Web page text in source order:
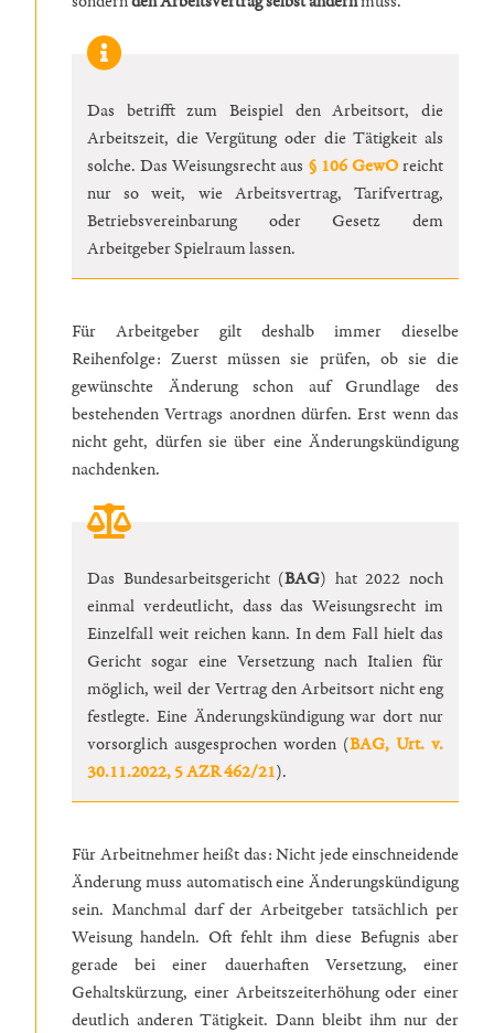
Das betrifft zum Beispiel den Arbeitsort, die
Arbeitszeit, die Vergütung oder die Tätigkeit als
solche. Das Weisungsrecht aus § 106 GewOreicht
nur so weit, wie Arbeitsvertrag, Tarifvertrag,
Betriebsvereinbarung oder Gesetz dem
Arbeitgeber Spielraum lassen.
Für Arbeitgeber gilt deshalb immer dieselbe
Reihenfolge: Zuerst müssen sie prüfen, ob sie die
gewünschte Änderung schon auf Grundlage des
bestehenden Vertrags anordnen dürfen. Erst wenn das
nicht geht, dürfen sie über eine Änderungskündigung
nachdenken.
Das Bundesarbeitsgericht (BAG) hat 2022 noch
einmal verdeutlicht, dass das Weisungsrecht im
Einzelfall weit reichen kann. In dem Fall hielt das
Gericht sogar eine Versetzung nach Italien für
möglich, weil der Vertrag den Arbeitsort nicht eng
festlegte. Eine Änderungskündigung war dort nur
vorsorglich ausgesprochen worden (BAG, Urt. v.
30.11.2022, 5 AZR 462/21).
Für Arbeitnehmer heißt das: Nicht jede einschneidende
Änderung muss automatisch eine Änderungskündigung
sein. Manchmal darf der Arbeitgeber tatsächlich per
Weisung handeln. Oft fehlt ihm diese Befugnis aber
gerade bei einer dauerhaften Versetzung, einer
Gehaltskürzung, einer Arbeitszeiterhöhung oder einer
deutlich anderen Tätigkeit. Dann bleibt ihm nur der